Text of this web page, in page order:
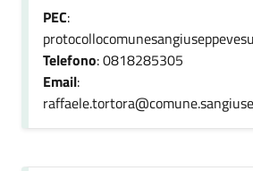
PEC:
Telefono: 0818285305
Email: